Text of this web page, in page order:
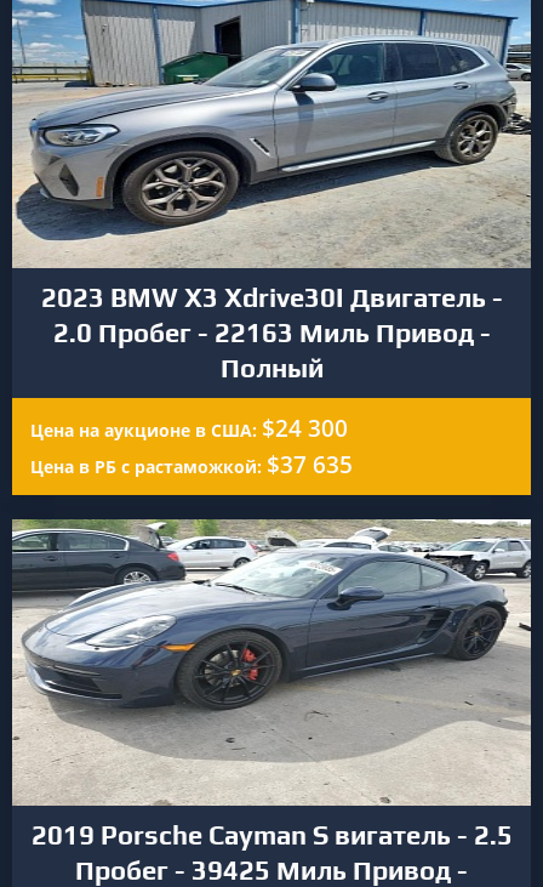
2023 BMW X3 Xdrive30I Двигатель -
2.0 Пробег - 22163 Миль Привод -
Полный
Цена на аукционе в США: $24 300
Цена в РБ с растаможкой: $37 635
2019 Porsche Cayman S вигатель - 2.5
Пробег - 39425 Миль Привод -